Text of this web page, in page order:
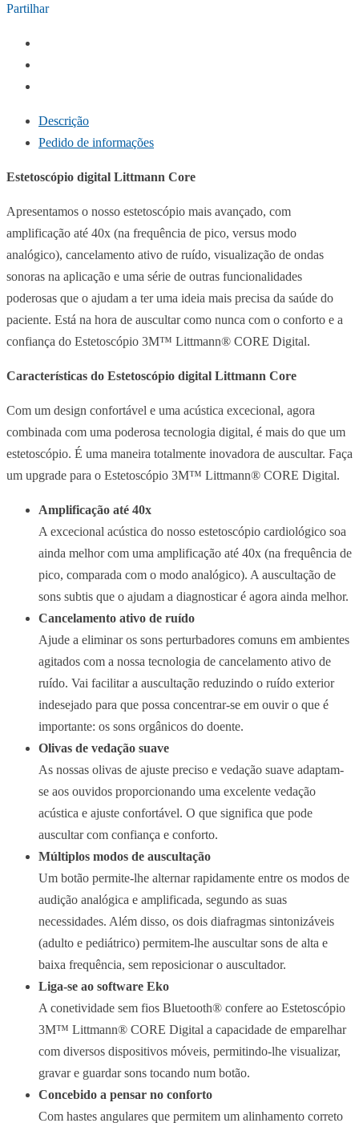
Partilhar
Descrição
Pedido de informações
Estetoscópio digital Littmann Core
Apresentamos o nosso estetoscópio mais avançado, com
amplificação até 40x (na frequência de pico, versus modo
analógico), cancelamento ativo de ruído, visualização de ondas
sonoras na aplicação e uma série de outras funcionalidades
poderosas que o ajudam a ter uma ideia mais precisa da saúde do
paciente. Está na hora de auscultar como nunca com o conforto e a
confiança do Estetoscópio 3M™ Littmann® CORE Digital.
Características do Estetoscópio digital Littmann Core
Com um design confortável e uma acústica excecional, agora
combinada com uma poderosa tecnologia digital, é mais do que um
estetoscópio. É uma maneira totalmente inovadora de auscultar. Faça
um upgrade para o Estetoscópio 3M™ Littmann® CORE Digital.
Amplificação até 40x
A excecional acústica do nosso estetoscópio cardiológico soa
ainda melhor com uma amplificação até 40x (na frequência de
pico, comparada com o modo analógico). A auscultação de
sons subtis que o ajudam a diagnosticar é agora ainda melhor.
Cancelamento ativo de ruído
Ajude a eliminar os sons perturbadores comuns em ambientes
agitados com a nossa tecnologia de cancelamento ativo de
ruído. Vai facilitar a auscultação reduzindo o ruído exterior
indesejado para que possa concentrar-se em ouvir o que é
importante: os sons orgânicos do doente.
Olivas de vedação suave
As nossas olivas de ajuste preciso e vedação suave adaptam-
se aos ouvidos proporcionando uma excelente vedação
acústica e ajuste confortável. O que significa que pode
auscultar com confiança e conforto.
Múltiplos modos de auscultação
Um botão permite-lhe alternar rapidamente entre os modos de
audição analógica e amplificada, segundo as suas
necessidades. Além disso, os dois diafragmas sintonizáveis
(adulto e pediátrico) permitem-lhe auscultar sons de alta e
baixa frequência, sem reposicionar o auscultador.
Liga-se ao software Eko
A conetividade sem fios Bluetooth® confere ao Estetoscópio
3M™ Littmann® CORE Digital a capacidade de emparelhar
com diversos dispositivos móveis, permitindo-lhe visualizar,
gravar e guardar sons tocando num botão.
Concebido a pensar no conforto
Com hastes angulares que permitem um alinhamento correto